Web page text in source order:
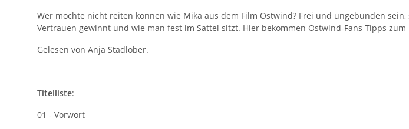
Wer möchte nicht reiten können wie Mika aus dem Film Ostwind? Frei und ungebunden
Vertrauen gewinnt und wie man fest im Sattel sitzt. Hier bekommen Ostwind-Fans Tipps
Gelesen von Anja Stadlober.
Titelliste:
01 - Vorwort